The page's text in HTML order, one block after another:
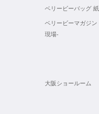
ベリービーバッグ
ベリービーマガジ
現場-
大阪ショールーム